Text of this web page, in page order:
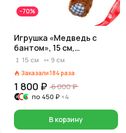
-70%
Игрушка «Медведь с
бантом», 15 см,
коричневый
15 см 9 см
Заказали184раза
1 800 ₽ 6 000 ₽
по 450 ₽ ×4
В корзину